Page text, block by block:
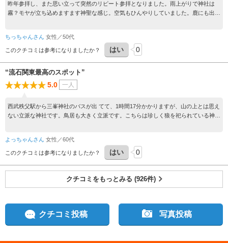
昨年参拝し、また思い立って突然のリピート参拝となりました。雨上がりで神社は
霧？モヤが立ち込めますます神聖な感じ。空気もひんやりしていました。鹿にも出会
りますが、それに負けないくらい神聖な場所です。また絶対参拝します。
ちっちゃんさん 女性／50代
このクチコミは参考になりましたか？ はい 0
“流石関東最高のスポット”
5.0 一人
西武秩父駅から三峯神社のバスが出 てて、1時間17分かかりますが、山の上とは思え
ない立派な神社です。鳥居も大きく立派です。こちらは珍しく狼を祀られている神社
よっちゃんさん 女性／60代
このクチコミは参考になりましたか？ はい 0
クチコミをもっとみる (926件)
クチコミ投稿 写真投稿